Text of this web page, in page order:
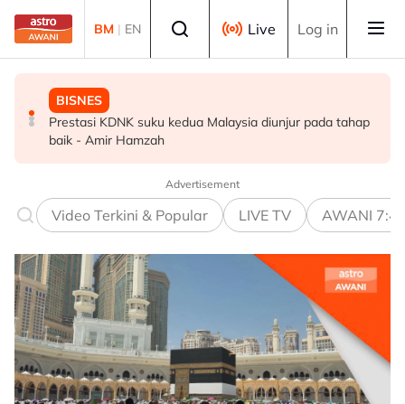
Skip to main content
BM | EN Live Log in
BISNES
Prestasi KDNK suku kedua Malaysia diunjur pada tahap
baik - Amir Hamzah
MALAYSIA
PDRM perkasa kawalan sempadan dengan AI, dron
MALAYSIA
Sabah pergiat usaha diplomatik, yakinkan misi asing
keselamatan ESSZone
Advertisement
Video Terkini & Popular LIVE TV AWANI